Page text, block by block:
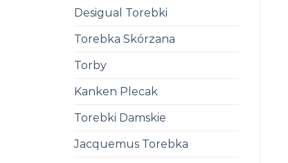
Desigual Torebki
Torebka Skórzana
Torby
Kanken Plecak
Torebki Damskie
Jacquemus Torebka